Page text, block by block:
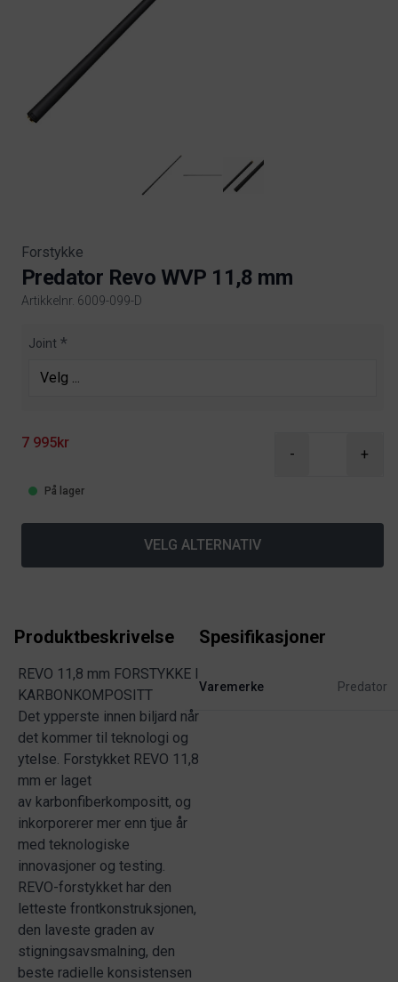
Forstykke
Predator Revo WVP 11,8 mm
Artikkelnr. 6009-099-D
Product information
Joint
7 995kr
- +
På lager
VELG ALTERNATIV
Produktbeskrivelse
REVO 11,8 mm FORSTYKKE I
KARBONKOMPOSITT
Det ypperste innen biljard når
det kommer til teknologi og
ytelse. Forstykket REVO 11,8
mm er laget
av karbonfiberkompositt, og
inkorporerer mer enn tjue år
med teknologiske
innovasjoner og testing.
REVO-forstykket har den
letteste frontkonstruksjonen,
den laveste graden av
stigningsavsmalning, den
beste radielle konsistensen
Spesifikasjoner
Varemerke Predator